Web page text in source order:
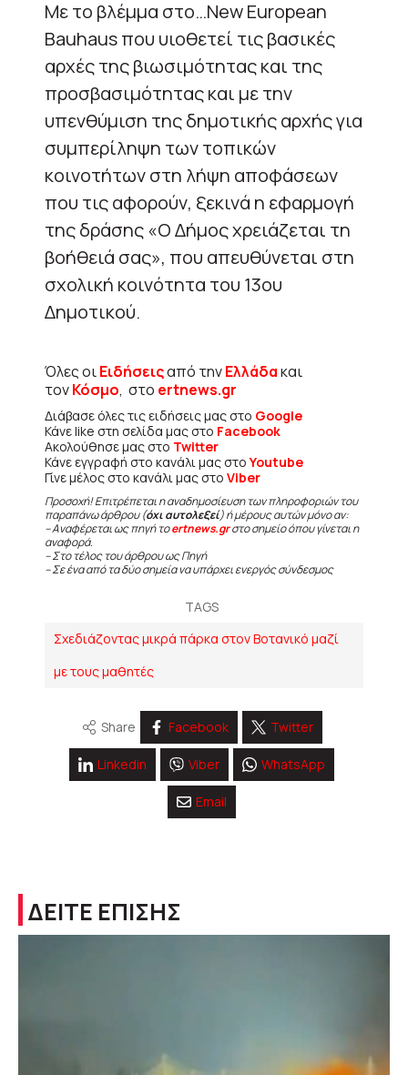
Με το βλέμμα στο…New European
Bauhaus που υιοθετεί τις βασικές
αρχές της βιωσιμότητας και της
προσβασιμότητας και με την
υπενθύμιση της δημοτικής αρχής για
συμπερίληψη των τοπικών
κοινοτήτων στη λήψη αποφάσεων
που τις αφορούν, ξεκινά η εφαρμογή
της δράσης «Ο Δήμος χρειάζεται τη
βοήθειά σας», που απευθύνεται στη
σχολική κοινότητα του 13ου
Δημοτικού.
Όλες οιΕιδήσειςαπό τηνΕλλάδακαι
τονΚόσμο, στο ertnews.gr
Διάβασε όλες τις ειδήσεις μας στο Google
Κάνε like στη σελίδα μας στο Facebook
Ακολούθησε μας στο Twitter
Κάνε εγγραφή στο κανάλι μας στοYoutube
Γίνε μέλος στο κανάλι μας στο Viber
Προσοχή! Επιτρέπεται η αναδημοσίευση των πληροφοριών του
παραπάνω άρθρου (όχι αυτολεξεί) ή μέρους αυτών μόνο αν:
– Αναφέρεται ως πηγή τοertnews.grστο σημείο όπου γίνεται η
αναφορά.
– Στο τέλος του άρθρου ως Πηγή
– Σε ένα από τα δύο σημεία να υπάρχει ενεργός σύνδεσμος
TAGS
Σχεδιάζοντας μικρά πάρκα στον Βοτανικό μαζί
με τους μαθητές
Share Facebook Twitter
Linkedin Viber WhatsApp
Email
ΔΕΙΤΕ ΕΠΙΣΗΣ